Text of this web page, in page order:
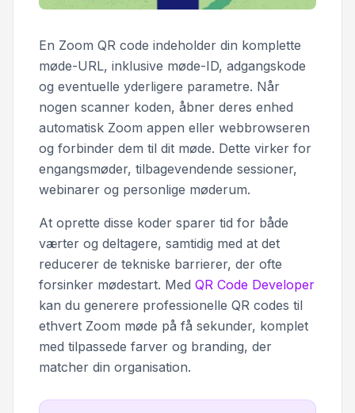
En Zoom QR code indeholder din komplette
møde-URL, inklusive møde-ID, adgangskode
og eventuelle yderligere parametre. Når
nogen scanner koden, åbner deres enhed
automatisk Zoom appen eller webbrowseren
og forbinder dem til dit møde. Dette virker for
engangsmøder, tilbagevendende sessioner,
webinarer og personlige møderum.
At oprette disse koder sparer tid for både
værter og deltagere, samtidig med at det
reducerer de tekniske barrierer, der ofte
forsinker mødestart. Med QR Code Developer
kan du generere professionelle QR codes til
ethvert Zoom møde på få sekunder, komplet
med tilpassede farver og branding, der
matcher din organisation.